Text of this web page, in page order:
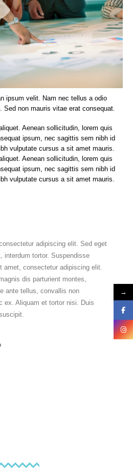
ipsum velit. Nam nec tellus a odio
Sed non mauris vitae erat consequat.
Aenean sollicitudin, lorem quis
ipsum, nec sagittis sem nibh id
vulputate cursus a sit amet mauris.
Aenean sollicitudin, lorem quis
ipsum, nec sagittis sem nibh id
vulputate cursus a sit amet mauris.
adipiscing elit. Sed eget
interdum tortor. Suspendisse
amet, consectetur adipiscing elit.
dis parturient montes,
ante tellus, convallis non
ex. Aliquam et tortor nisi. Duis
→